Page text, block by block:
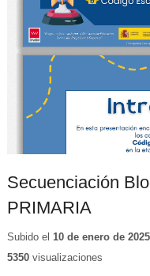
Secuenciación
PRIMARIA
Subido el 10 de enero de 2025
5350visualizaciones